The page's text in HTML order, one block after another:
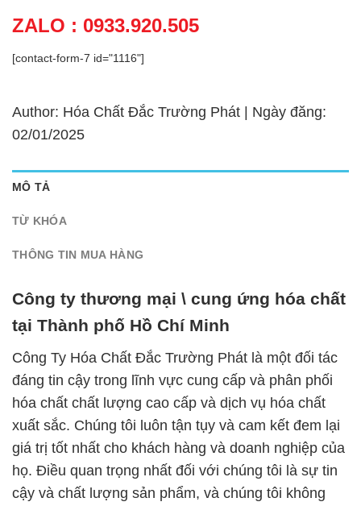
ZALO : 0933.920.505
[contact-form-7 id="1116"]
Author: Hóa Chất Đắc Trường Phát | Ngày đăng:
02/01/2025
MÔ TẢ
TỪ KHÓA
THÔNG TIN MUA HÀNG
Công ty thương mại \ cung ứng hóa chất
tại Thành phố Hồ Chí Minh
Công Ty Hóa Chất Đắc Trường Phát là một đối tác
đáng tin cậy trong lĩnh vực cung cấp và phân phối
hóa chất chất lượng cao cấp và dịch vụ hóa chất
xuất sắc. Chúng tôi luôn tận tụy và cam kết đem lại
giá trị tốt nhất cho khách hàng và doanh nghiệp của
họ. Điều quan trọng nhất đối với chúng tôi là sự tin
cậy và chất lượng sản phẩm, và chúng tôi không